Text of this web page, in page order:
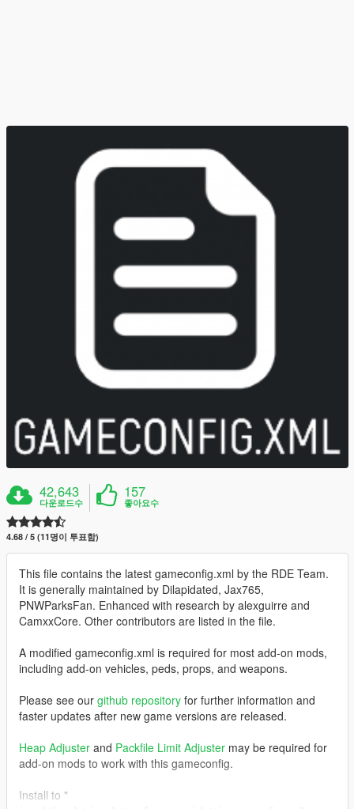
42,643
다운로드수
157
좋아요수
4.68 / 5 (11명이 투표함)
This file contains the latest gameconfig.xml by the RDE Team.
It is generally maintained by Dilapidated, Jax765,
PNWParksFan. Enhanced with research by alexguirre and
CamxxCore. Other contributors are listed in the file.
A modified gameconfig.xml is required for most add-on mods,
including add-on vehicles, peds, props, and weapons.
Please see our github repository for further information and
faster updates after new game versions are released.
Heap Adjuster and Packfile Limit Adjuster may be required for
add-on mods to work with this gameconfig.
Install to "